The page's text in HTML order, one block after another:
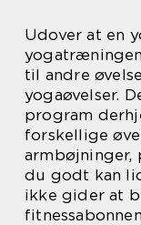
Udover at en
til andre
yogaøvelser.
program
forskellige
armbøjninger,
du godt kan
ikke gider at